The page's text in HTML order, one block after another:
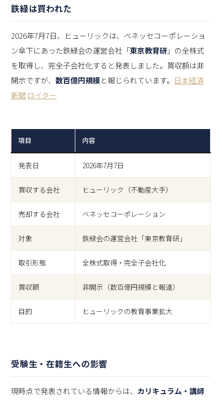
鉄緑は買われた
2026年7月7日、ヒューリックは、ベネッセコーポレーショ
ン傘下にあった鉄緑会の運営会社「東京教育研」の全株式
を取得し、完全子会社化すると発表しました。買収額は非
開示ですが、数百億円規模と報じられています。 日本経済
新聞 ロイター
項目 内容
発表日 2026年7月7日
買収する会社 ヒューリック（不動産大手）
売却する会社 ベネッセコーポレーション
対象 鉄緑会の運営会社「東京教育研」
取引形態 全株式取得・完全子会社化
買収額 非開示（数百億円規模と報道）
目的 ヒューリックの教育事業拡大
受験生・在籍生への影響
現時点で発表されている情報からは、 カリキュラム・講師